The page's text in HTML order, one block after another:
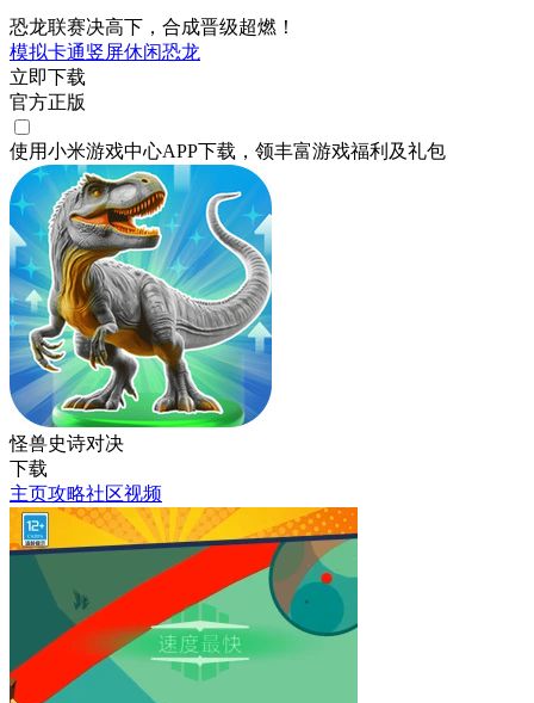
恐龙联赛决高下，合成晋级超燃！
模拟卡通竖屏休闲恐龙
立即下载
官方正版
使用小米游戏中心APP下载 ，领丰富游戏福利 及礼包
怪兽史诗对决
下载
主页攻略社区视频